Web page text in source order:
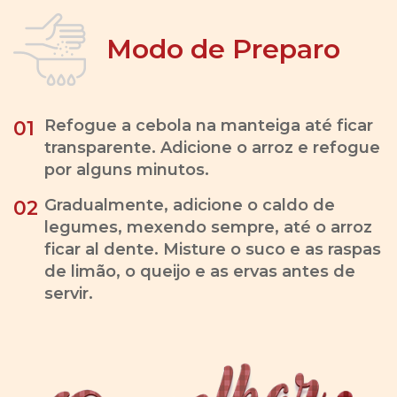
Modo de Preparo
01
Refogue a cebola na manteiga até ficar
transparente. Adicione o arroz e refogue
por alguns minutos.
02 Gradualmente, adicione o caldo de
legumes, mexendo sempre, até o arroz
ficar al dente. Misture o suco e as raspas
de limão, o queijo e as ervas antes de
servir.